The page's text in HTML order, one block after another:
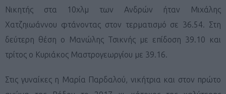
Νικητής στα 10χλμ των Ανδρών ήταν Μιχάλης
Χατζηιωάννου φτάνοντας στον τερματισμό σε 36.54. Στη
δεύτερη θέση ο Μανώλης Τσικνής με επίδοση 39.10 και
τρίτος ο Κυριάκος Μαστρογεωργίου με 39.16.
Στις γυναίκες η Μαρία Παρδαλού, νικήτρια και στον πρώτο